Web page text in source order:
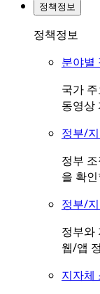
정책정보
정책정보
분야별
국가
동영상
정부/
정부
을 확
정부/
정부와
웹/앱
지자체